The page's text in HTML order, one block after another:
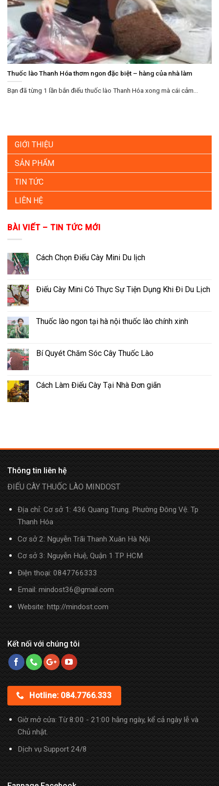
GIỚI THIỆU
SẢN PHẨM
TIN TỨC
LIÊN HỆ
BÀI VIẾT – TIN TỨC MỚI
Cách Chọn Điếu Cày Mini Du lịch
Điếu Cày Mini Có Thực Sự Tiện Dụng Khi Đi Du Lịch
Thuốc lào ngon tại hà nội thuốc lào chính xinh
Bí Quyét Chăm Sóc Cây Thuốc Lào
Cách Làm Điếu Cày Tại Nhà Đơn giãn
Thuốc lào Thanh Hóa thơm ngon đặc biệt – hàng của nhà làm
Bạn đã từng 1 lần bắn điếu thuốc lào Thanh Hóa xong mà cái cảm...
Thông tin liên hệ
ĐIẾU CÀY THUỐC LÀO MINDOST
Địa chỉ: Cơ sở 1: 436 Quang Trung. Phường Đông Vệ. Tp
Thanh Hóa
Cơ sở 2: Nguyễn Trãi Thanh Xuân Hà Nội
Cơ sở 3: Nguyễn Huệ, Quận 1 TP HCM
Điện thoại:0847766333
Email: mindost36@gmail.com
Website: http://mindost.com
Kết nối với chúng tôi
Hotline: 084.7766.333
Giờ mở cửa: Từ 8:00 - 21:00 hằng ngày, kể cả ngày lễ và
Chủ nhật.
Dịch vụ Support 24/8